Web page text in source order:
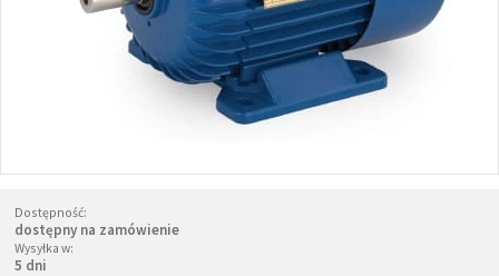
Dostępność:
dostępny na zamówienie
Wysyłka w:
5 dni